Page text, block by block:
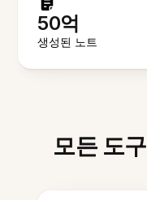
50억
생성된 노트
모든 도